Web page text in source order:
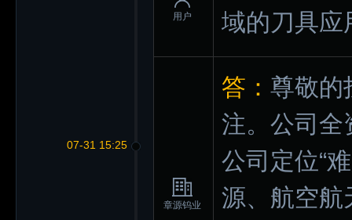
07-31 15:25
用户
域的刀具应
章源钨业
答： 尊敬的
注。公司全
公司定位“
源、航空航